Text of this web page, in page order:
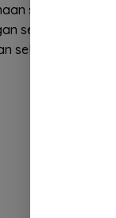
sehari-hari
selalu
selalu